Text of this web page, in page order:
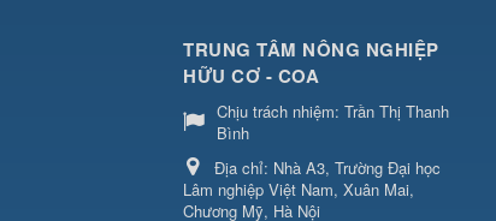
TRUNG TÂM NÔNG NGHIỆP
HỮU CƠ - COA
Chịu trách nhiệm: Trần Thị Thanh
Bình
Địa chỉ: Nhà A3, Trường Đại học
Lâm nghiệp Việt Nam, Xuân Mai,
Chương Mỹ, Hà Nội